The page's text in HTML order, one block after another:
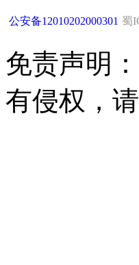
公安备12010202000301 蜀
免责声明
有侵权，